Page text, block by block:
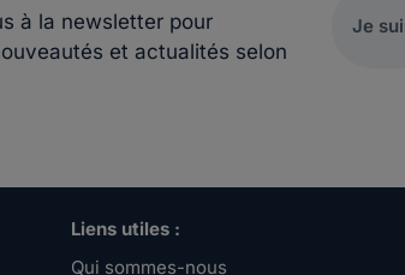
à la newsletter pour
et actualités selon
Liens utiles :
Qui sommes-nous